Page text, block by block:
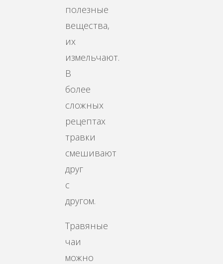
полезные
вещества,
их
измельчают.
В
более
сложных
рецептах
травки
смешивают
друг
с
другом.
Травяные
чаи
можно